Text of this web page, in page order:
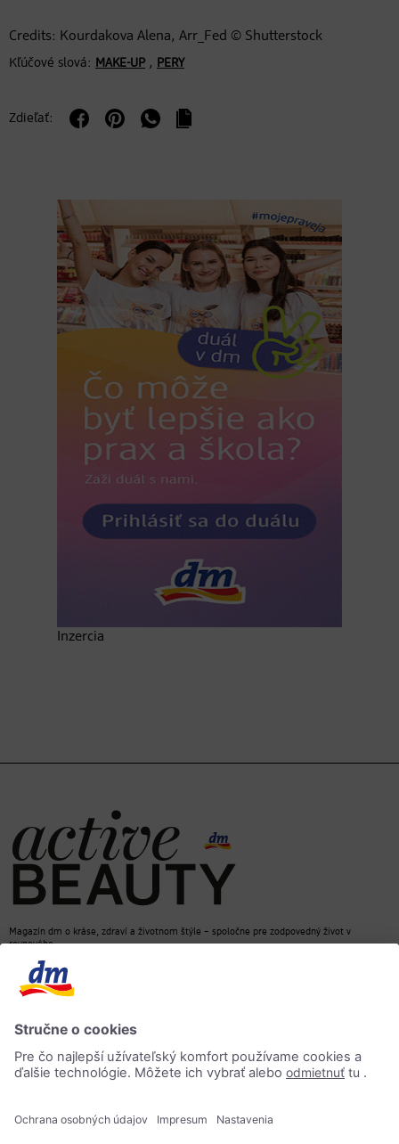
Credits: Kourdakova Alena, Arr_Fed © Shutterstock
Kľúčové slová: MAKE-UP , PERY
Zdieľať:
Inzercia
Magazín dm o kráse, zdraví a životnom štýle – spoločne pre zodpovedný život v
rovnováhe